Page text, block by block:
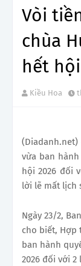
Vòi
chùa
hết hội
Kiều Hoa
vừa ban
hội 2026 đối
lời lẽ mất lịch
Ngày 23/2,
cho biết, Hợp
ban hành
2026 đối với 2